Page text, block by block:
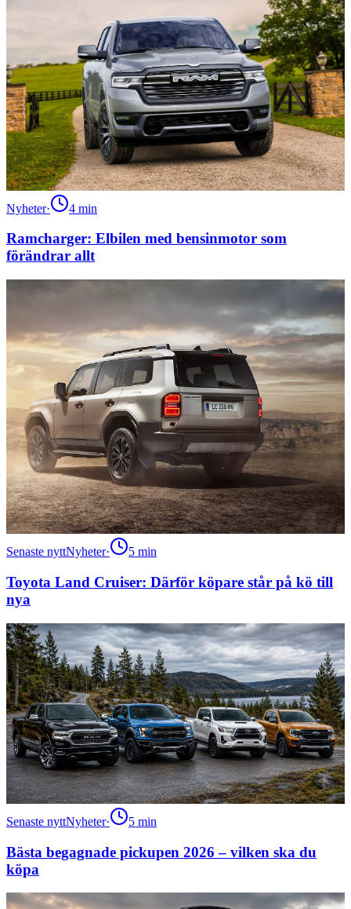
Nyheter· 4 min
Ramcharger: Elbilen med bensinmotor som
förändrar allt
Senaste nyttNyheter· 5 min
Toyota Land Cruiser: Därför köpare står på kö till
nya
Senaste nyttNyheter· 5 min
Bästa begagnade pickupen 2026 – vilken ska du
köpa